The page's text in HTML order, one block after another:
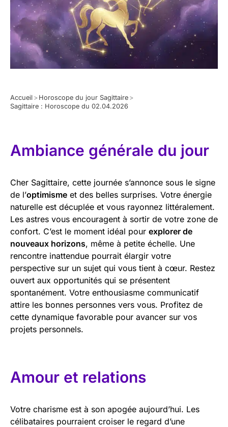
Accueil > Horoscope du jour Sagittaire >
Sagittaire : Horoscope du 02.04.2026
Ambiance générale du jour
Cher Sagittaire, cette journée s’annonce sous le signe
de l’optimisme et des belles surprises. Votre énergie
naturelle est décuplée et vous rayonnez littéralement.
Les astres vous encouragent à sortir de votre zone de
confort. C’est le moment idéal pour explorer de
nouveaux horizons, même à petite échelle. Une
rencontre inattendue pourrait élargir votre
perspective sur un sujet qui vous tient à cœur. Restez
ouvert aux opportunités qui se présentent
spontanément. Votre enthousiasme communicatif
attire les bonnes personnes vers vous. Profitez de
cette dynamique favorable pour avancer sur vos
projets personnels.
Amour et relations
Votre charisme est à son apogée aujourd’hui. Les
célibataires pourraient croiser le regard d’une